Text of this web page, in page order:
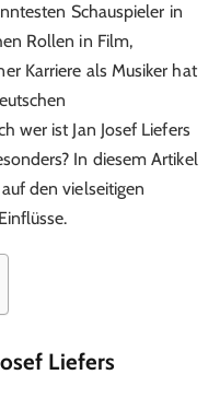
Schauspieler in
Rollen in Film,
Karriere als Musiker hat
wer ist Jan Josef Liefers
In diesem Artikel
den vielseitigen
Liefers